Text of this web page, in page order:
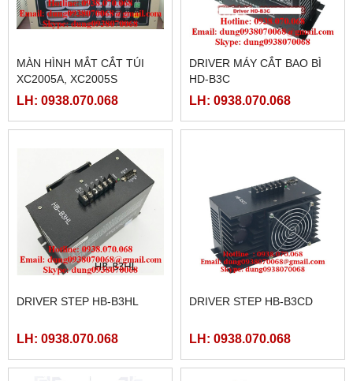
MÀN HÌNH MẮT CẮT TÚI
XC2005A, XC2005S
LH: 0938.070.068
DRIVER MÁY CẮT BAO BÌ
HD-B3C
LH: 0938.070.068
DRIVER STEP HB-B3HL
LH: 0938.070.068
DRIVER STEP HB-B3CD
LH: 0938.070.068